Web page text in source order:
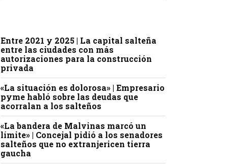
Entre 2021 y 2025 | La capital salteña
entre las ciudades con más
autorizaciones para la construcción
privada
«La situación es dolorosa» | Empresario
pyme habló sobre las deudas que
acorralan a los salteños
«La bandera de Malvinas marcó un
límite» | Concejal pidió a los senadores
salteños que no extranjericen tierra
gaucha